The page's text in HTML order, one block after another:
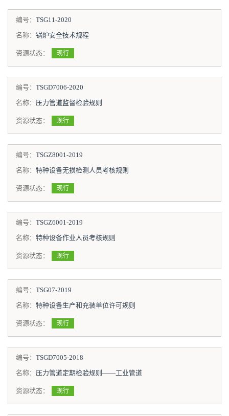
编号： TSG11-2020
名称： 锅炉安全技术规程
资源状态： 现行
编号： TSGD7006-2020
名称： 压力管道监督检验规则
资源状态： 现行
编号： TSGZ8001-2019
名称： 特种设备无损检测人员考核规则
资源状态： 现行
编号： TSGZ6001-2019
名称： 特种设备作业人员考核规则
资源状态： 现行
编号： TSG07-2019
名称： 特种设备生产和充装单位许可规则
资源状态： 现行
编号： TSGD7005-2018
名称： 压力管道定期检验规则——工业管道
资源状态： 现行